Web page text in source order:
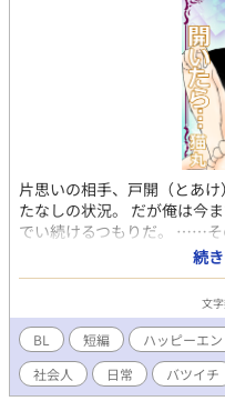
片思いの相手、戸開（とあ
たなしの状況。 だが俺は今
でい続けるつもりだ。 ……そ
気づかれてから、戸開の様
生・社会人同士・ケンカッ
ガネ男子） 前編・後編の二
続
文
BL 短編 ハッピーエン
社会人
日常 バツイチ